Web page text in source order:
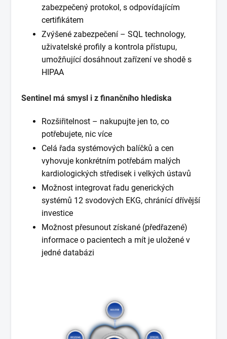
zabezpečený protokol, s odpovídajícím
certifikátem
Zvýšené zabezpečení – SQL technology,
uživatelské profily a kontrola přístupu,
umožňující dosáhnout zařízení ve shodě s
HIPAA
Sentinel má smysl i z finančního hlediska
Rozšiřitelnost – nakupujte jen to, co
potřebujete, nic více
Celá řada systémových balíčků a cen
vyhovuje konkrétním potřebám malých
kardiologických středisek i velkých ústavů
Možnost integrovat řadu generických
systémů 12 svodových EKG, chránící dřívější
investice
Možnost přesunout získané (předřazené)
informace o pacientech a mít je uložené v
jedné databázi